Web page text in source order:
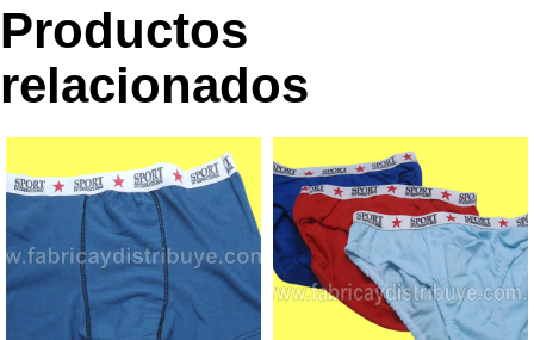
Productos
relacionados